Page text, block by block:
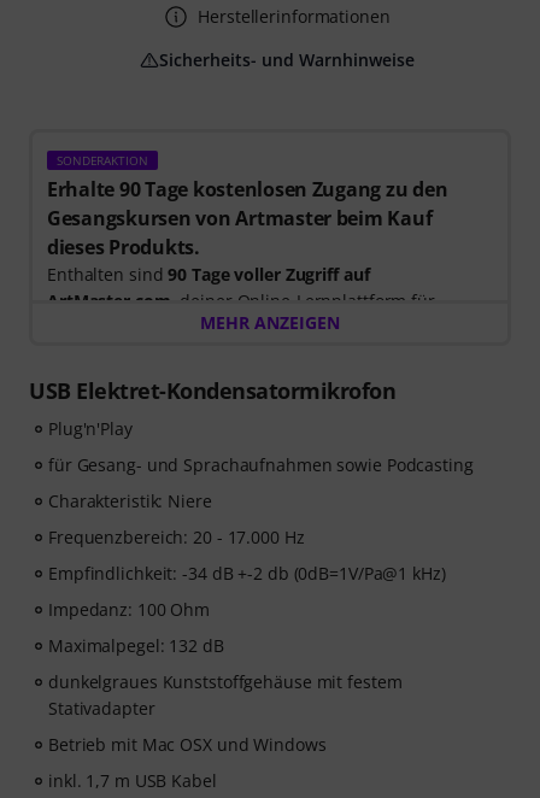
SONDERAKTION
Erhalte 90 Tage kostenlosen Zugang zu den
Gesangskursen von Artmaster beim Kauf
dieses Produkts.
Enthalten sind90 Tage voller Zugriff auf
ArtMaster.com , deiner Online-Lernplattform für
modernen Gesangsunterricht und die Entwicklung
bis 14. Oktober 2026
Tage-Gutschein Code mit vollem Zugang zu unserem
Premium-Kurs „Singen für Anfänger“
Streisand, Justin Timberlake und Britney Spears
zusammengearbeitet hat.
Lerne die wichtigsten Gesangstechniken in
für-Schritt-Videolektionen
Atmung, Stimmkontrolle, Intonation, Resonanz,
Stimmgesundheit, Selbstvertrauen sowie praktische
Übungen, die dir helfen, deine Stimme von Grund auf
zu entwickeln. Egal, ob du ganz am Anfang stehst oder
deine Gesangstechnik verbessern möchtest – dieser
MEHR ANZEIGEN
USB Elektret-Kondensatormikrofon
Plug'n'Play
für Gesang- und Sprachaufnahmen sowie Podcasting
Charakteristik: Niere
Frequenzbereich: 20 - 17.000 Hz
Empfindlichkeit: -34 dB +-2 db (0dB=1V/Pa@1 kHz)
Impedanz: 100 Ohm
Maximalpegel: 132 dB
dunkelgraues Kunststoffgehäuse mit festem
Stativadapter
Betrieb mit Mac OSX und Windows
inkl. 1,7 m USB Kabel
Herstellerinformationen
Sicherheits- und Warnhinweise